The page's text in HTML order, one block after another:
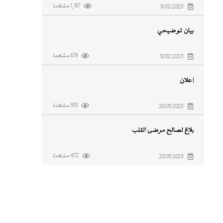
11/02/2025 1,197 مشاهدة
بيان توضيحي
11/02/2025 678 مشاهدة
إعلان
20/01/2025 555 مشاهدة
بلاغ لصالح مرضى القلب
20/01/2025 472 مشاهدة